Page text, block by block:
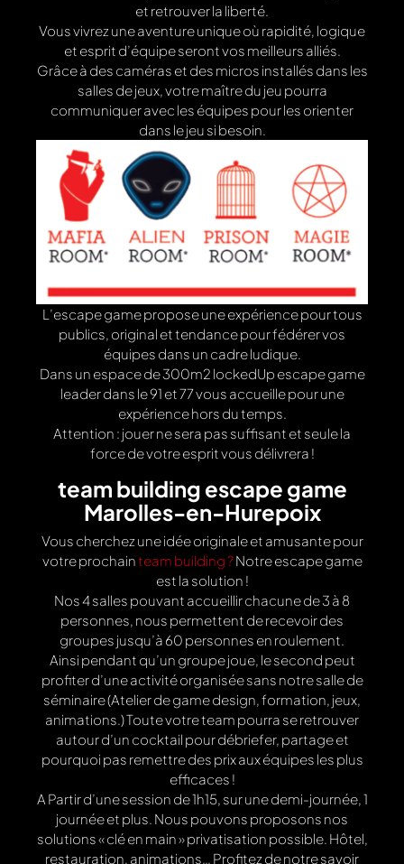
et retrouver la liberté.
Vous vivrez une aventure unique où rapidité, logique
et esprit d’équipe seront vos meilleurs alliés.
Grâce à des caméras et des micros installés dans les
salles de jeux, votre maître du jeu pourra
communiquer avec les équipes pour les orienter
dans le jeu si besoin.
L’escape game propose une expérience pour tous
publics, original et tendance pour fédérer vos
équipes dans un cadre ludique.
Dans un espace de 300m2 lockedUp escape game
leader dans le 91 et 77 vous accueille pour une
expérience hors du temps.
Attention : jouer ne sera pas suffisant et seule la
force de votre esprit vous délivrera !
team building escape game
Marolles-en-Hurepoix
Vous cherchez une idée originale et amusante pour
votre prochainteam building ?Notre escape game
est la solution !
Nos 4 salles pouvant accueillir chacune de 3 à 8
personnes, nous permettent de recevoir des
groupes jusqu’à 60 personnes en roulement.
Ainsi pendant qu’un groupe joue, le second peut
profiter d’une activité organisée sans notre salle de
séminaire (Atelier de game design, formation, jeux,
animations.) Toute votre team pourra se retrouver
autour d’un cocktail pour débriefer, partage et
pourquoi pas remettre des prix aux équipes les plus
efficaces !
A Partir d’une session de 1h15, sur une demi-journée, 1
journée et plus. Nous pouvons proposons nos
solutions « clé en main » privatisation possible. Hôtel,
restauration, animations… Profitez de notre savoir